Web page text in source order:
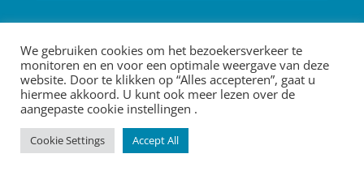
© 2026 - de Martines
Boekhoudkundig Advies
Bedrijvengids Deurne
Website:Derks Webdesign
We gebruiken cookies om het bezoekersverkeer te
monitoren en en voor een optimale weergave van deze
website. Door te klikken op “Alles accepteren”, gaat u
hiermee akkoord. U kunt ook meer lezen over de
aangepaste cookie instellingen .
Cookie Settings Accept All